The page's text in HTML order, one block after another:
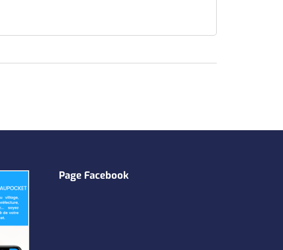
Page Facebook